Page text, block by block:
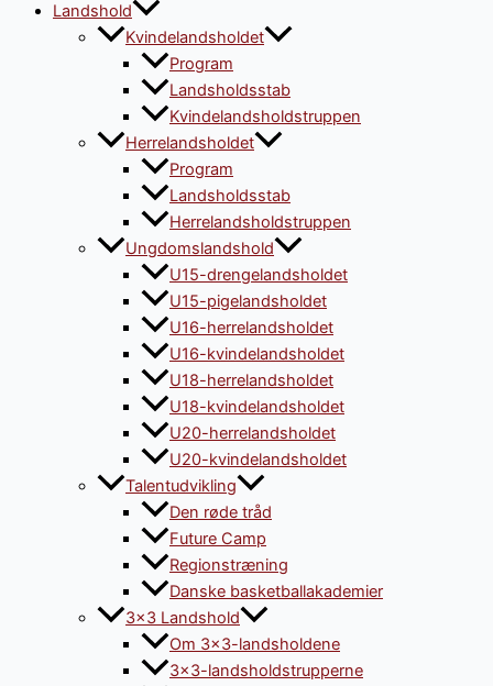
Landshold
Kvindelandsholdet
Program
Landsholdsstab
Kvindelandsholdstruppen
Herrelandsholdet
Program
Landsholdsstab
Herrelandsholdstruppen
Ungdomslandshold
U15-drengelandsholdet
U15-pigelandsholdet
U16-herrelandsholdet
U16-kvindelandsholdet
U18-herrelandsholdet
U18-kvindelandsholdet
U20-herrelandsholdet
U20-kvindelandsholdet
Talentudvikling
Den røde tråd
Future Camp
Regionstræning
Danske basketballakademier
3×3 Landshold
Om 3×3-landsholdene
3×3-landsholdstrupperne